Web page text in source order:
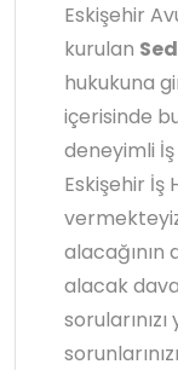
Eskişehir
kurulan
hukukuna
içerisinde
deneyimli
Eskişehir İş
alacağının
alacak